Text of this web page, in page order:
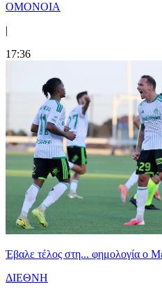
ΟΜΟΝΟΙΑ
|
17:36
Έβαλε τέλος στη... φημολογία o
ΔΙΕΘΝΗ